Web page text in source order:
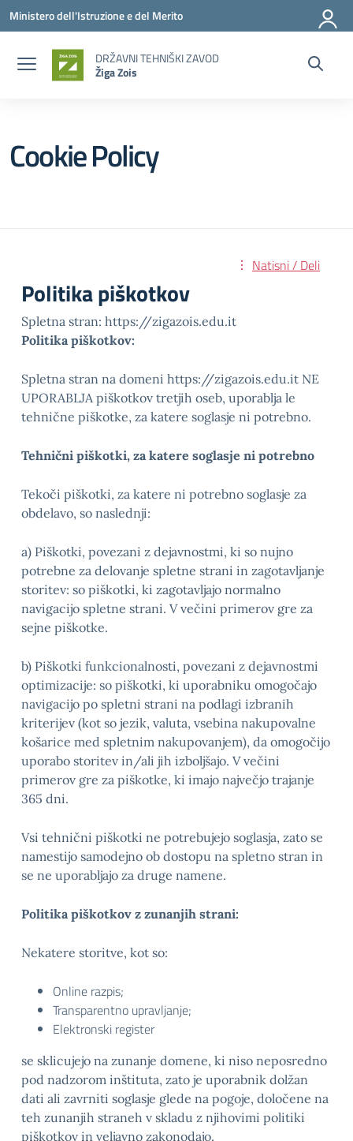
Vai ai contenuti
Vai al menu di navigazione
Vai al footer
Ministero dell'Istruzione e del Merito
DRŽAVNI TEHNIŠKI ZAVOD
Žiga Zois
Cookie Policy
Natisni / Deli
Politika piškotkov
Spletna stran: https://zigazois.edu.it
Politika piškotkov:
Spletna stran na domeni https://zigazois.edu.it NE
UPORABLJA piškotkov tretjih oseb, uporablja le
tehnične piškotke, za katere soglasje ni potrebno.
Tehnični piškotki, za katere soglasje ni potrebno
Tekoči piškotki, za katere ni potrebno soglasje za
obdelavo, so naslednji:
a) Piškotki, povezani z dejavnostmi, ki so nujno
potrebne za delovanje spletne strani in zagotavljanje
storitev: so piškotki, ki zagotavljajo normalno
navigacijo spletne strani. V večini primerov gre za
sejne piškotke.
b) Piškotki funkcionalnosti, povezani z dejavnostmi
optimizacije: so piškotki, ki uporabniku omogočajo
navigacijo po spletni strani na podlagi izbranih
kriterijev (kot so jezik, valuta, vsebina nakupovalne
košarice med spletnim nakupovanjem), da omogočijo
uporabo storitev in/ali jih izboljšajo. V večini
primerov gre za piškotke, ki imajo največjo trajanje
365 dni.
Vsi tehnični piškotki ne potrebujejo soglasja, zato se
namestijo samodejno ob dostopu na spletno stran in
se ne uporabljajo za druge namene.
Politika piškotkov z zunanjih strani:
Nekatere storitve, kot so:
Online razpis;
Transparentno upravljanje;
Elektronski register
se sklicujejo na zunanje domene, ki niso neposredno
pod nadzorom inštituta, zato je uporabnik dolžan
dati ali zavrniti soglasje glede na pogoje, določene na
teh zunanjih straneh v skladu z njihovimi politiki
piškotkov in veljavno zakonodajo.